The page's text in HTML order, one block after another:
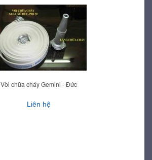
Vòi chữa cháy Gemini - Đức
Liên hệ